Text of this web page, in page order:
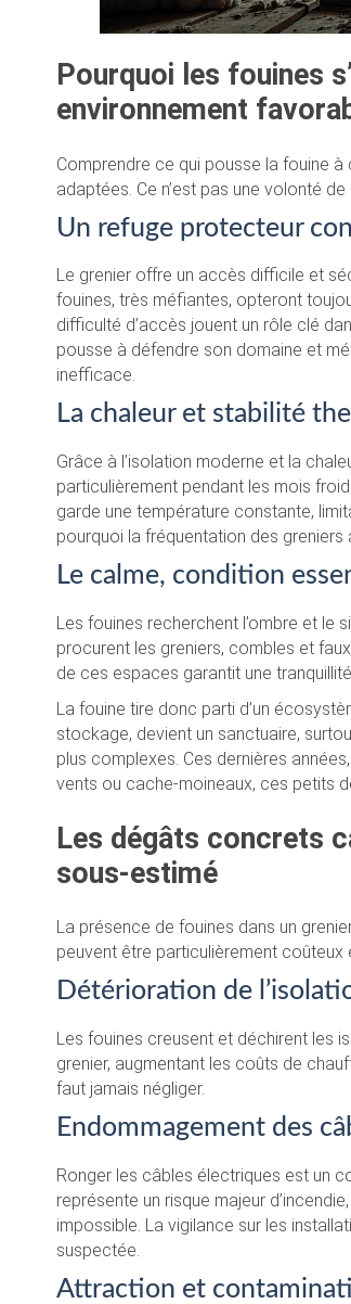
Pourquoi les fouines
environnement
Comprendre ce qui pousse la fouine à
adaptées. Ce n’est pas une volonté
Un refuge protecteur
Le grenier offre un accès difficile et
fouines, très méfiantes, opteront
difficulté d’accès jouent un rôle clé
pousse à défendre son domaine et
inefficace.
La chaleur et stabilité
Grâce à l’isolation moderne et la
particulièrement pendant les mois
garde une température constante,
pourquoi la fréquentation des greniers
Le calme, condition
Les fouines recherchent l’ombre et le
procurent les greniers, combles et
de ces espaces garantit une
La fouine tire donc parti d’un
stockage, devient un sanctuaire,
plus complexes. Ces dernières
vents ou cache-moineaux, ces petits
Les dégâts concrets
sous-estimé
La présence de fouines dans un
peuvent être particulièrement
Détérioration de
Les fouines creusent et déchirent les
grenier, augmentant les coûts de
faut jamais négliger.
Endommagement des
Ronger les câbles électriques est un
représente un risque majeur
impossible. La vigilance sur les
suspectée.
Attraction et